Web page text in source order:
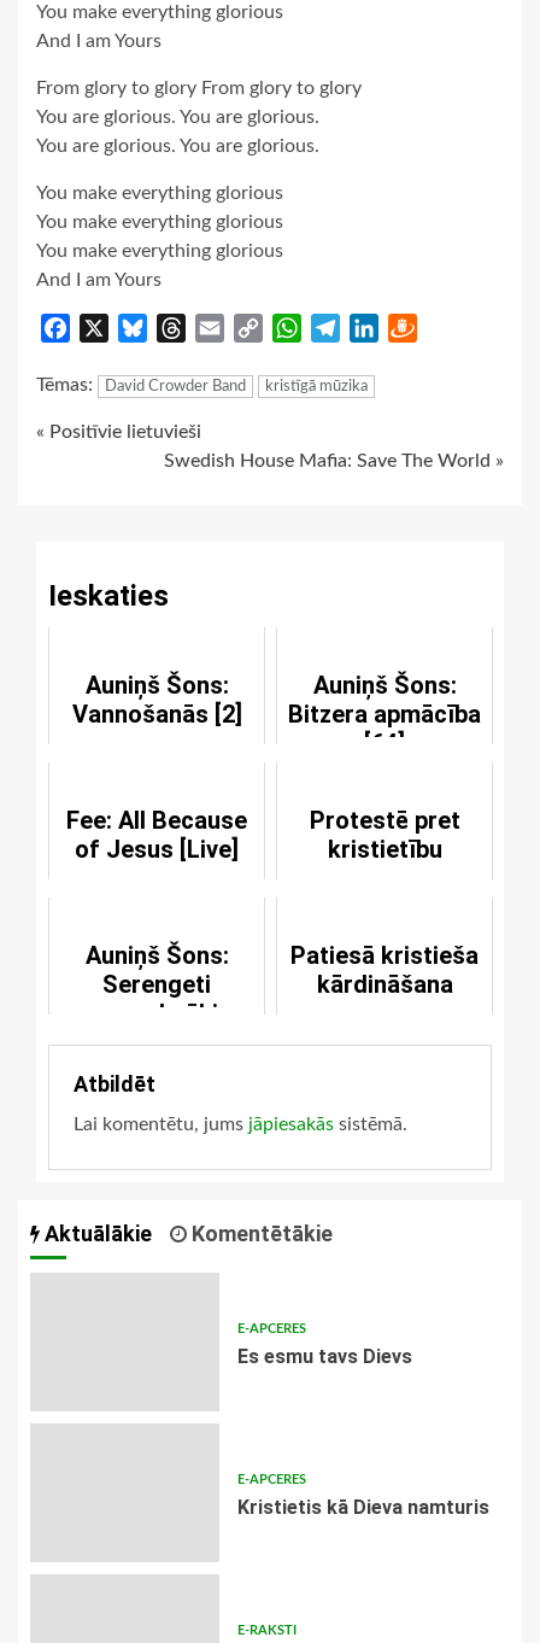
You make everything glorious
And I am Yours
From glory to glory From glory to glory
You are glorious. You are glorious.
You are glorious. You are glorious.
You make everything glorious
You make everything glorious
You make everything glorious
And I am Yours
Facebook BlueskyThreads
Email
Copy
WhatsApp
TelegramLinkedIn
Tēmas: David Crowder Band kristīgā mūzika
Continue
« Positīvie lietuvieši
Swedish House Mafia: Save The World »
Ieskaties
Auniņš Šons:
Vannošanās [2]
Auniņš Šons:
Bitzera apmācība
[64]
Fee: All Because
of Jesus [Live]
Protestē pret
kristietību
Auniņš Šons:
Serengeti
paugurknābja
pīles [68]
Patiesā kristieša
kārdināšana
Atbildēt
Lai komentētu, jums jāpiesakās sistēmā.
Aktuālākie Komentētākie
E-APCERES
Es esmu tavs Dievs
E-APCERES
Kristietis kā Dieva namturis
E-RAKSTI